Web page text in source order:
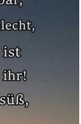
...
Anzeige